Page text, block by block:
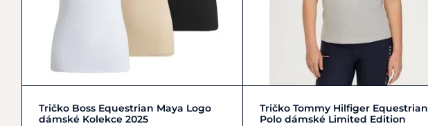
Zobrazit detail
Tričko Boss Equestrian Maya Logo
dámské Kolekce 2025
Zobrazit detail
Tričko Tommy Hilfiger Equestrian
Polo dámské Limited Edition